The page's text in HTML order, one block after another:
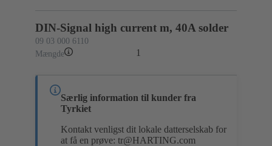
Særlig information til kunder fra
Tyrkiet
Kontakt venligst dit lokale datterselskab for
at få en prøve: tr@HARTING.com
DIN-Signal high current m, 40A solder
09 03 000 6110
Mængde
1